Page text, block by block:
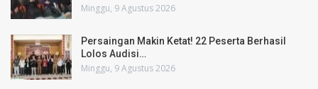
Minggu, 9 Agustus 2026
Persaingan Makin Ketat! 22 Peserta Berhasil
Lolos Audisi…
Minggu, 9 Agustus 2026